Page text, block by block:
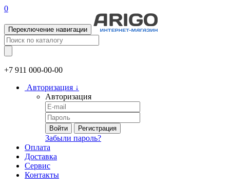
0
Переключение навигации
+7 911 000-00-00
Авторизация ↓
Авторизация
Войти Регистрация
Забыли пароль?
Оплата
Доставка
Сервис
Контакты